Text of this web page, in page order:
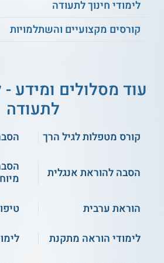
במערכת החינוך, ולאוכלוסיות מגוונות של
קראו על
על פני סמסטר אחד. השיעורים
תכנית זו מתקיימת במתכונת
קורס אונליין
סוגי פדגוגיה
אסטרטגיות לניהול זמנים
אסטרטגיות לפיתוח
לימודי חינוך לתעודה
קורסים מקצועיים והשתלמויות
עוד מסלולים ומידע -
לתעודה
קורס מטפלות לגיל הרך
הסבה להוראת אנגלית
הוראת ערבית
לימודי הוראה מתקנת